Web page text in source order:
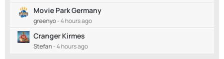
Movie Park Germany
greenyo-4 hours ago
Cranger Kirmes
Stefan-4 hours ago